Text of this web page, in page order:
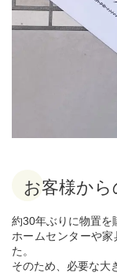
お客様から
約30年ぶりに物置を
ホームセンターや
た。
そのため、必要な大